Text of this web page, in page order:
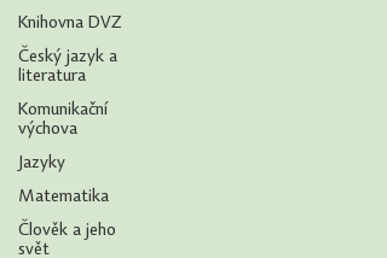
Knihovna DVZ
Český jazyk a
literatura
Komunikační
výchova
Jazyky
Matematika
Člověk a jeho
svět